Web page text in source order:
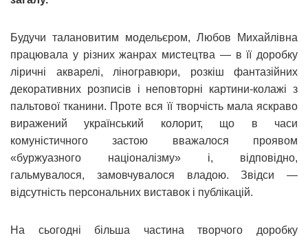
Будучи талановитим модельєром, Любов Михайлівна
працювала у різних жанрах мистецтва — в її доробку
ліричні акварелі, ліногравюри, розкіш фантазійних
декоративних розписів і неповторні картини-колажі з
пальтової тканини. Проте вся її творчість мала яскраво
виражений український колорит, що в часи
комуністичного застою вважалося проявом
«буржуазного націоналізму» і, відповідно,
гальмувалося, замовчувалося владою. Звідси —
відсутність персональних виставок і публікацій.
На сьогодні більша частина творчого доробку